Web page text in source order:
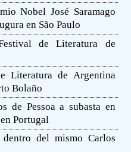
Nobel José Saramago
en São Paulo
de Literatura de
Literatura de Argentina
Bolaño
de Pessoa a subasta en
Portugal
dentro del mismo Carlos